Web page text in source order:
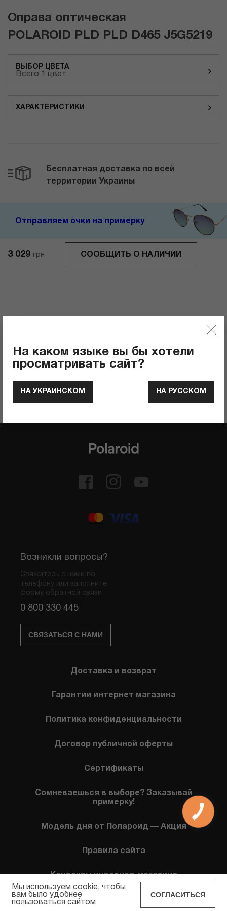
Оправа оптическая
POLAROID PLD PLD D465 J5G5219
ВЫБОР ЦВЕТА
Всего 1 цвет
ХАРАКТЕРИСТИКИ
3 029 грн СООБЩИТЬ О НАЛИЧИИ
Бесплатная доставка по всей
территории Украины
Отправляем очки на примерку
0
ОСТАВИТЬ ОТЗЫВ
Возникли вопросы?
Свяжитесь с нами по
телефону или заполните
форму обратной связи
0 800 330 445
СВЯЗАТЬСЯ С НАМИ
Доставка и возврат
Гарантии интернет магазина
Политика конфиденциальности
Договор публичной оферты
Сертификаты
Сомневаешься в выборе? Заказывай
примерку!
Модель дня от Полароид — Акция
Правила сайта
Контакты интернет-магазина
POLAROID EYEWEAR © 2026 Все права защищены
На каком языке вы бы хотели
просматривать сайт?
НА УКРАИНСКОМ НА РУССКОМ
Мы используем cookie, чтобы
вам было удобнее
пользоваться сайтом
СОГЛАСИТЬСЯ